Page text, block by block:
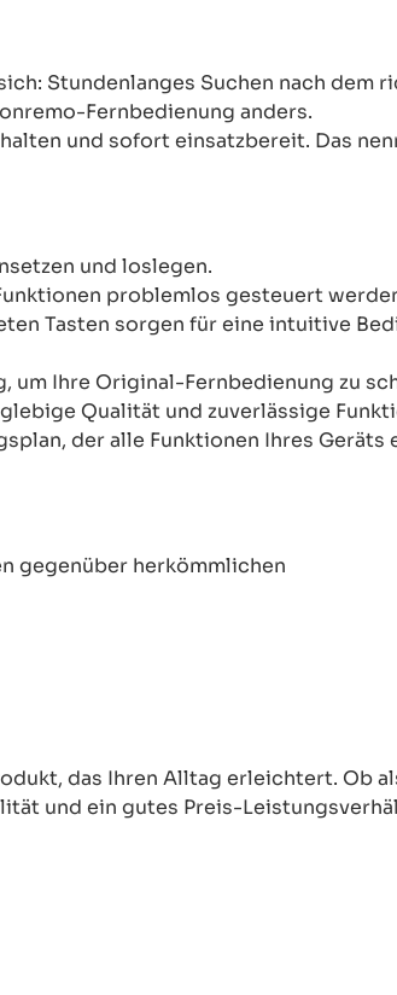
Stundenlanges Suchen nach dem
Fernbedienung anders.
und sofort einsatzbereit. Das
und loslegen.
problemlos gesteuert
Tasten sorgen für eine intuitive
Ihre Original-Fernbedienung zu
Qualität und zuverlässige
der alle Funktionen Ihres Geräts
gegenüber herkömmlichen
das Ihren Alltag erleichtert. Ob
und ein gutes Preis-